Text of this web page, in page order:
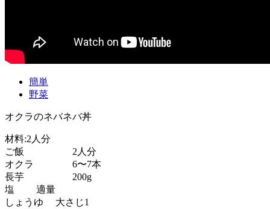
簡単
野菜
オクラのネバネバ丼
材料:2人分
ご飯 2人分
オクラ 6〜7本
長芋 200g
塩 適量
しょうゆ 大さじ1